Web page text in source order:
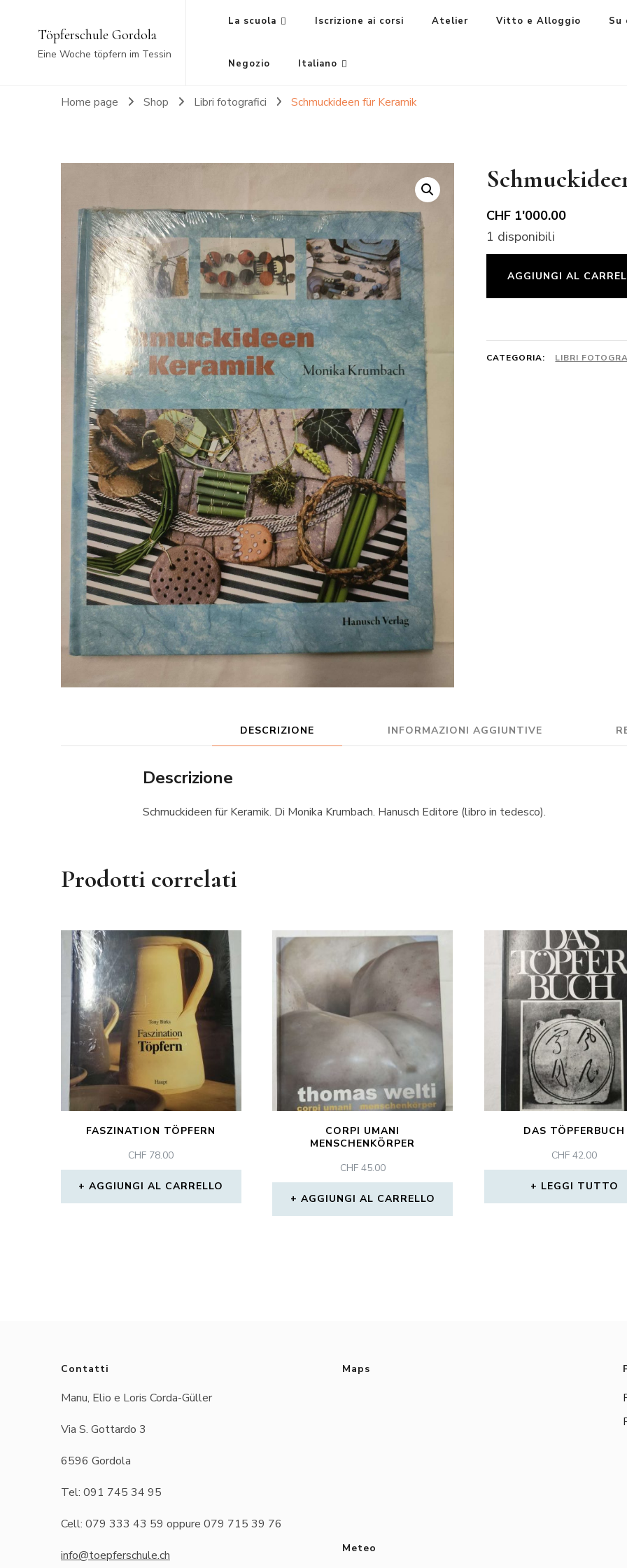
Töpferschule Gordola
Eine Woche töpfern im Tessin
La scuola Iscrizione ai corsi Atelier Vitto e Alloggio Su
Negozio Italiano
Home page Shop Libri fotografici Schmuckideen für Keramik
CHF 1'000.00
1 disponibili
AGGIUNGI AL
CATEGORIA: LIBRI
DESCRIZIONE INFORMAZIONI AGGIUNTIVE
Descrizione
Schmuckideen für Keramik. Di Monika Krumbach. Hanusch Editore (libro in tedesco).
Prodotti correlati
FASZINATION TÖPFERN
CHF 78.00
AGGIUNGI AL CARRELLO
CORPI UMANI
MENSCHENKÖRPER
CHF45.00
AGGIUNGI AL CARRELLO
DAS TÖPFERBUCH
CHF 42.00
LEGGI TUTTO
Contatti
Manu, Elio e Loris Corda-Güller
Via S. Gottardo 3
6596 Gordola
Tel: 091 745 34 95
Cell: 079 333 43 59 oppure 079 715 39 76
info@toepferschule.ch
Maps
Meteo